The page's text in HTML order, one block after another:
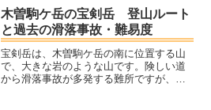
安心して登りやすい山の1つです。です
が、問題となるのは...
木曽駒ケ岳の宝剣岳 登山ルート
と過去の滑落事故・難易度
宝剣岳は、木曽駒ケ岳の南に位置する山
で、大きな岩のような山です。険しい道
から滑落事故が多発する難所ですが、ア